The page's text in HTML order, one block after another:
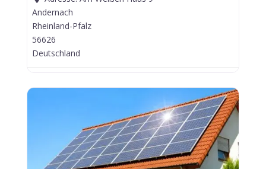
Andernach
Rheinland-Pfalz
56626
Deutschland